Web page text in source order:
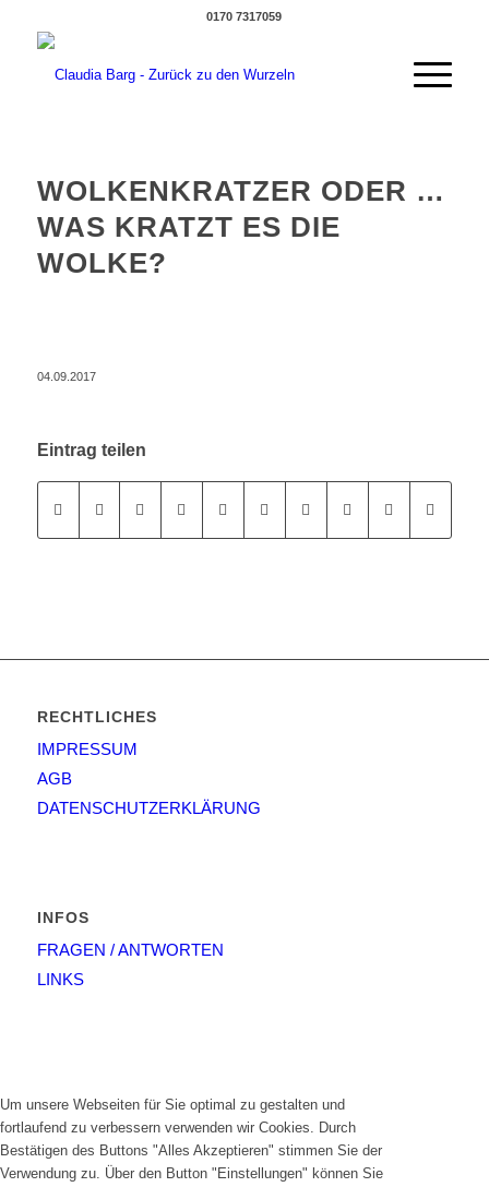
0170 7317059
WOLKENKRATZER ODER …
WAS KRATZT ES DIE
WOLKE?
04.09.2017
Eintrag teilen
RECHTLICHES
IMPRESSUM
AGB
DATENSCHUTZERKLÄRUNG
INFOS
FRAGEN / ANTWORTEN
LINKS
Um unsere Webseiten für Sie optimal zu gestalten und
fortlaufend zu verbessern verwenden wir Cookies. Durch
Bestätigen des Buttons "Alles Akzeptieren" stimmen Sie der
Verwendung zu. Über den Button "Einstellungen" können Sie